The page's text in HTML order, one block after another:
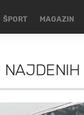
ŠPORT MAGAZIN
NAJDENIH